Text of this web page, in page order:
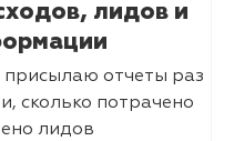
лидов и
отчеты раз
сколько потрачено
лидов